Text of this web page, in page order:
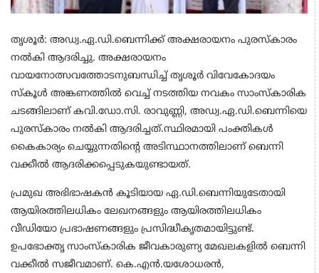
തൃശൂർ: അഡ്വ.ഏ.ഡി.ബെന്നിക്ക്‌ അക്ഷരായനം പുരസ്കാരം
നൽകി ആദരിച്ചു. അക്ഷരായനം
വായനോത്സവത്തോടനുബന്ധിച്ച് തൃശൂർ വിവേകോദയം
സ്കൂൾ അങ്കണത്തിൽ വെച്ച് നടത്തിയ നവകം സാംസ്കാരിക
ചടങ്ങിലാണ് കവി.ഡോ.സി. രാവുണ്ണി, അഡ്വ.ഏ.ഡി.ബെന്നിയെ
പുരസ്കാരം നൽകി ആദരിച്ചത്.സ്ഥിരമായി പംക്തികൾ
കൈകാര്യം ചെയ്യുന്നതിൻ്റെ അടിസ്ഥാനത്തിലാണ് ബെന്നി
വക്കീൽ ആദരിക്കപ്പെടുകയുണ്ടായത്.
പ്രമുഖ അഭിഭാഷകൻ കൂടിയായ ഏ.ഡി.ബെന്നിയുടേതായി
ആയിരത്തിലധികം ലേഖനങ്ങളും ആയിരത്തിലധികം
വീഡിയോ പ്രഭാഷണങ്ങളും പ്രസിദ്ധീകൃതമായിട്ടുണ്ട്.
ഉപഭോക്തൃ സാംസ്കാരിക ജീവകാരുണ്യ മേഖലകളിൽ ബെന്നി
വക്കീൽ സജീവമാണ്. കെ.എൻ.യശോധരൻ,